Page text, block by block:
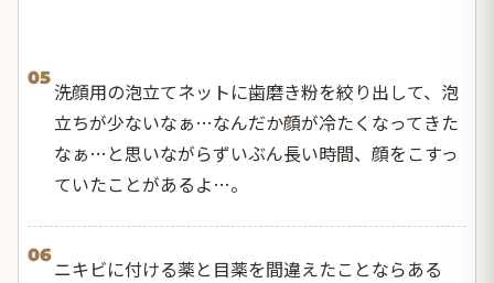
05
洗顔用の泡立てネットに歯磨き粉を絞り出して、泡
立ちが少ないなぁ…なんだか顔が冷たくなってきた
なぁ…と思いながらずいぶん長い時間、顔をこすっ
ていたことがあるよ…。
06
ニキビに付ける薬と目薬を間違えたことならある